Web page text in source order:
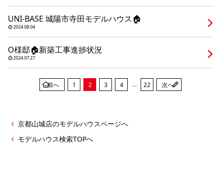
お問い合わせ
UNI-BASE 城陽市寺田モデルハウス🏠
2024.08.04
O様邸🏠新築工事進捗状況
2024.07.27
前へ 1 2 3 4 … 22 次へ
京都山城店のモデルハウスページへ
モデルハウス検索TOPへ